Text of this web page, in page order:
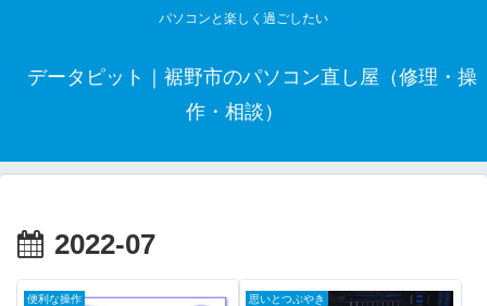
パソコンと楽しく過ごしたい
データピット｜裾野市のパソコン直し屋（修理・操
作・相談）
2022-07
便利な操作 思いとつぶやき